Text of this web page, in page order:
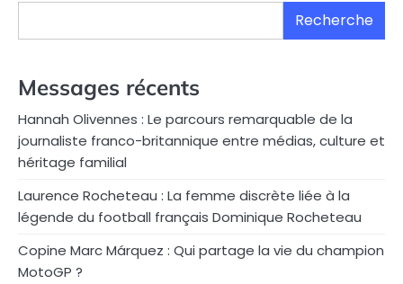
Recherche
Messages récents
Hannah Olivennes : Le parcours remarquable de la
journaliste franco-britannique entre médias, culture et
héritage familial
Laurence Rocheteau : La femme discrète liée à la
légende du football français Dominique Rocheteau
Copine Marc Márquez : Qui partage la vie du champion
MotoGP ?